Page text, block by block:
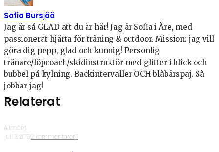
Sofia Bursjöö
Jag är så GLAD att du är här! Jag är Sofia i Åre, med
passionerat hjärta för träning & outdoor. Mission: jag vill
göra dig pepp, glad och kunnig! Personlig
tränare/löpcoach/skidinstruktör med glitter i blick och
bubbel på kylning. Backintervaller OCH blåbärspaj. Så
jobbar jag!
Relaterat
Allmänt
·juli 3, 2019·2 kommentarer·7